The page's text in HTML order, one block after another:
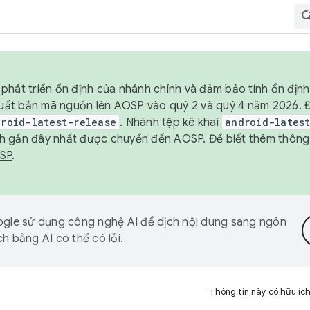
triển ổn định của nhánh chính và đảm bảo tính ổn
bản mã nguồn lên AOSP vào quý 2 và quý 4 năm
latest-release . Nhánh tệp kê khai android-
gần đây nhất được chuyển đến AOSP. Để biết thêm
.
sử dụng công nghệ AI để dịch nội dung sang ngôn
bằng AI có thể có lỗi.
Thông tin này có hữu